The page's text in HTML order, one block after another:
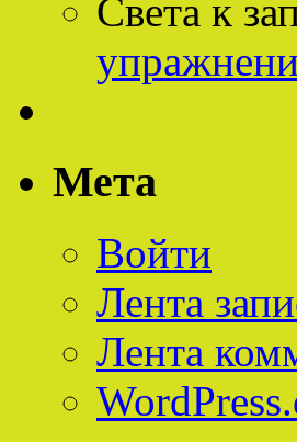
Света к
Мета
Войти
Лента
Лента